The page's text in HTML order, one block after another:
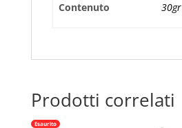
Contenuto 30gr
Prodotti correlati
Esaurito